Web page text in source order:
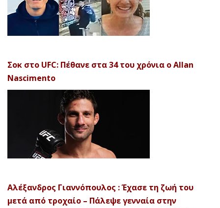
Σοκ στο UFC: Πέθανε στα 34 του χρόνια ο Allan
Nascimento
Αλέξανδρος Γιαννόπουλος : Έχασε τη ζωή του
μετά από τροχαίο – Πάλεψε γενναία στην